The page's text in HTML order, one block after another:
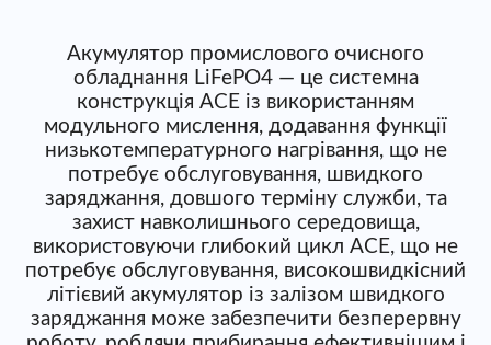
Акумулятор промислового очисного
обладнання LiFePO4 — це системна
конструкція ACE із використанням
модульного мислення, додавання функції
низькотемпературного нагрівання, що не
потребує обслуговування, швидкого
заряджання, довшого терміну служби, та
захист навколишнього середовища,
використовуючи глибокий цикл ACE, що не
потребує обслуговування, високошвидкісний
літієвий акумулятор із залізом швидкого
заряджання може забезпечити безперервну